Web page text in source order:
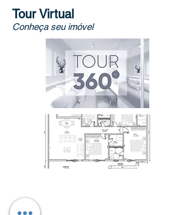
Tour Virtual
Conheça seu imóvel